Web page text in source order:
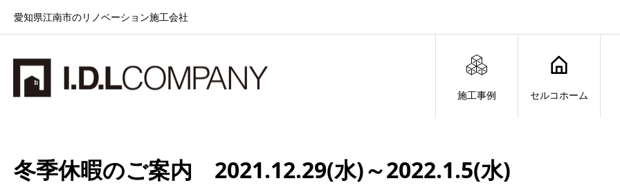
愛知県江南市のリノベーション施工会社
施工事例 セルコホーム
お知らせ
冬季休暇のご案内 2021.12.29(水)～2022.1.5(水)